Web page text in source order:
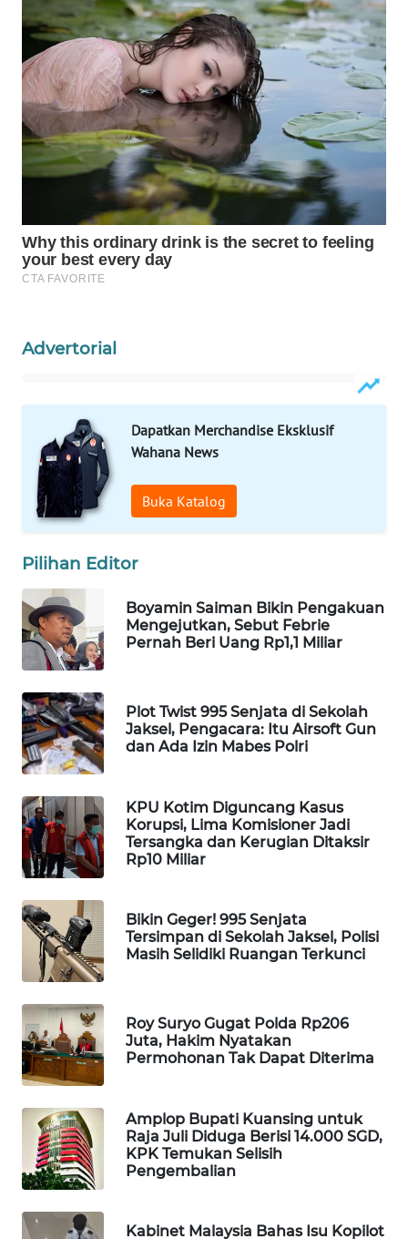
Advertorial
Dapatkan Merchandise Eksklusif
Wahana News
Buka Katalog
Pilihan Editor
Boyamin Saiman Bikin Pengakuan
Mengejutkan, Sebut Febrie
Pernah Beri Uang Rp1,1 Miliar
Plot Twist 995 Senjata di Sekolah
Jaksel, Pengacara: Itu Airsoft Gun
dan Ada Izin Mabes Polri
KPU Kotim Diguncang Kasus
Korupsi, Lima Komisioner Jadi
Tersangka dan Kerugian Ditaksir
Rp10 Miliar
Bikin Geger! 995 Senjata
Tersimpan di Sekolah Jaksel, Polisi
Masih Selidiki Ruangan Terkunci
Roy Suryo Gugat Polda Rp206
Juta, Hakim Nyatakan
Permohonan Tak Dapat Diterima
Amplop Bupati Kuansing untuk
Raja Juli Diduga Berisi 14.000 SGD,
KPK Temukan Selisih
Pengembalian
Kabinet Malaysia Bahas Isu Kopilot
WN
LIKUPANG
WN
LABUANBAJO
WN
Wahana
Media
Group
WAHANA
ADVOKAT
WAHANA
INFRASTRUKTUR
KONSUMEN
WAHANA
LISTRIK
WAHANA
TRAVEL
TV
WAHANANEWS
ID
WAHANANEWS
CO ID
WAHANANEWS
NET
WAHANA
SPORT
WAHANA
UMKM
WAHANA